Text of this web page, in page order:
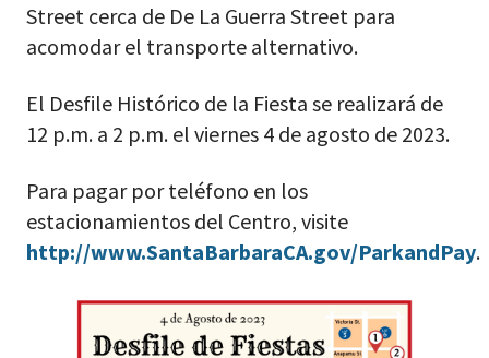
Street cerca de De La Guerra Street para
acomodar el transporte alternativo.
El Desfile Histórico de la Fiesta se realizará de
12 p.m. a 2 p.m. el viernes 4 de agosto de 2023.
Para pagar por teléfono en los
estacionamientos del Centro, visite
http://www.SantaBarbaraCA.gov/ParkandPay.